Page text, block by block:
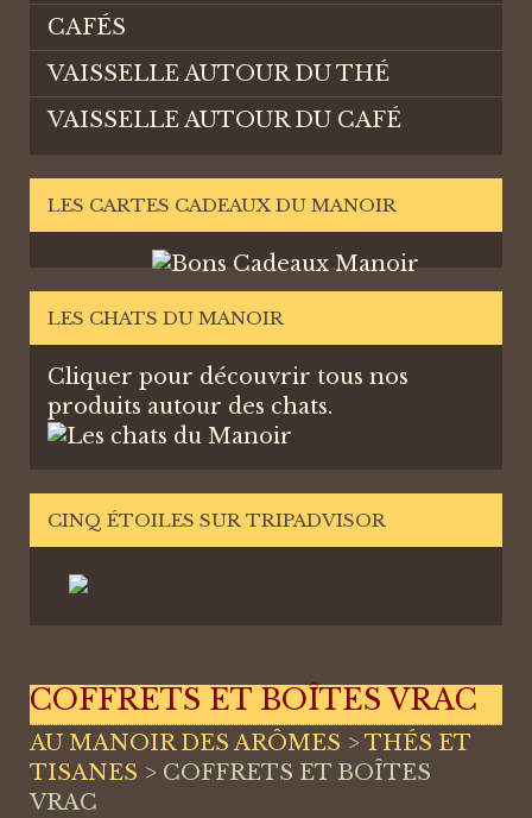
CAFÉS
VAISSELLE AUTOUR DU THÉ
VAISSELLE AUTOUR DU CAFÉ
LES CARTES CADEAUX DU MANOIR
LES CHATS DU MANOIR
Cliquer pour découvrir tous nos
produits autour des chats.
CINQ ÉTOILES SUR TRIPADVISOR
COFFRETS ET BOÎTES VRAC
AU MANOIR DES ARÔMES > THÉS ET
TISANES > COFFRETS ET BOÎTES
VRAC